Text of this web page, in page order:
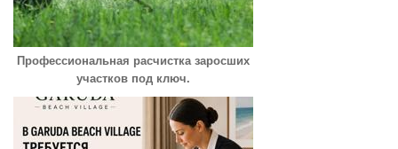
Профессиональная расчистка заросших
участков под ключ.